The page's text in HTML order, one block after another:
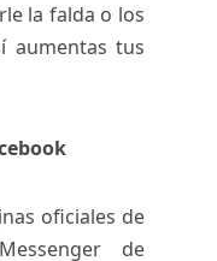
la falda o los
aumentas tus
oficiales de
de